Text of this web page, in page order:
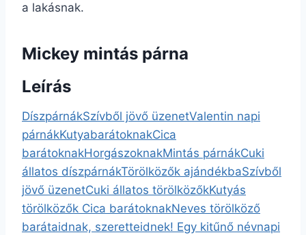
a lakásnak.
Mickey mintás párna
Leírás
DíszpárnákSzívből jövő üzenetValentin napi
párnákKutyabarátoknakCica
barátoknakHorgászoknakMintás párnákCuki
állatos díszpárnákTörölközők ajándékbaSzívből
jövő üzenetCuki állatos törölközőkKutyás
törölközők Cica barátoknakNeves törölköző
barátaidnak, szeretteidnek! Egy kitűnő névnapi